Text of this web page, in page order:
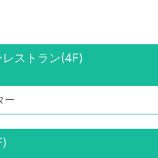
ストラン(4F)
ー